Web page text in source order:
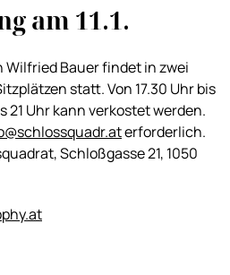
am 11.1.
Wilfried Bauer findet in zwei
statt. Von 17.30 Uhr bis
21 Uhr kann verkostet werden.
erforderlich.
Schloßgasse 21, 1050